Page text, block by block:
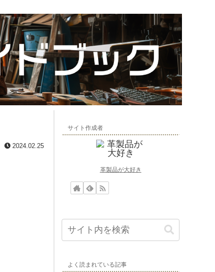
2024.02.25
サイト作成者
革製品が大好き
よく読まれている記事